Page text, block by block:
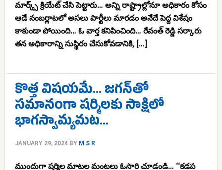
మార్క్స్ క్రియేట్ చేసి పెట్టారు… అన్ని రాష్ట్రాల్లోనూ అధికారం కోసం
ఆడే నంబర్లాటలో అసలు పార్టీలు మారడం అనేదే పెద్ద విశేషం
కాకుండా పోయింది… ఓ వార్త కనిపించింది… రేవంత్ రెడ్డి సర్కారు
తన అధికారాన్ని సుస్థిరం చేసుకోవడానికి, […]
కొత్త విషయమే… జగన్‌తో
సమానంగా షర్మిలకు సాక్షిలో
భాగస్వామ్యమట…
JANUARY 29, 2024BY M S R
ముందుగా షర్మిల మాటల మంటలు ఓసారి చూడండి… ‘‘కడప